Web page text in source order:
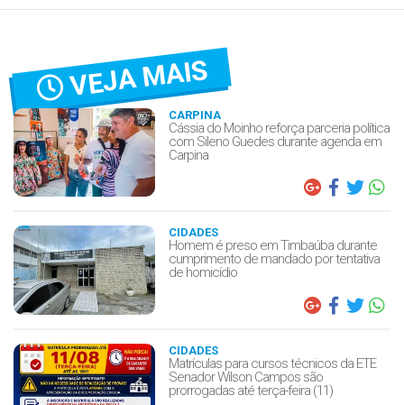
VEJA MAIS
CARPINA
Cássia do Moinho reforça parceria política
com Sileno Guedes durante agenda em
Carpina
CIDADES
Homem é preso em Timbaúba durante
cumprimento de mandado por tentativa
de homicídio
CIDADES
Matrículas para cursos técnicos da ETE
Senador Wilson Campos são
prorrogadas até terça-feira (11)